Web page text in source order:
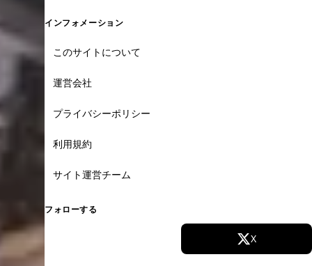
インフォメーション
このサイトについて
運営会社
プライバシーポリシー
利用規約
サイト運営チーム
フォローする
X